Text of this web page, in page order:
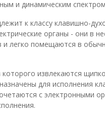
и динамическим
к классу клавишно-
органы - они в
легко помещаются в
которого извлекаются
для исполнения
с электронными